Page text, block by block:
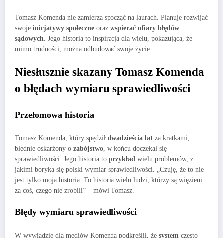
Tomasz Komenda nie zamierza spocząć na laurach. Planuje rozwijać
swoje inicjatywy społeczne oraz wspierać ofiary błędów
sądowych. Jego historia to inspiracja dla wielu, pokazująca, że
mimo trudności, można odbudować swoje życie.
Niesłusznie skazany Tomasz Komenda
o błędach wymiaru sprawiedliwości
Przełomowa historia
Tomasz Komenda, który spędził dwadzieścia lat za kratkami,
błędnie oskarżony o zabójstwo, w końcu doczekał się
sprawiedliwości. Jego historia to przykład wielu problemów, z
jakimi boryka się polski wymiar sprawiedliwości. „Czuję, że to nie
jest tylko moja historia. To historia wielu ludzi, którzy są więzieni
za coś, czego nie zrobili” – mówi Tomasz.
Błędy wymiaru sprawiedliwości
W wywiadzie dla mediów Komenda podkreślił, że system często